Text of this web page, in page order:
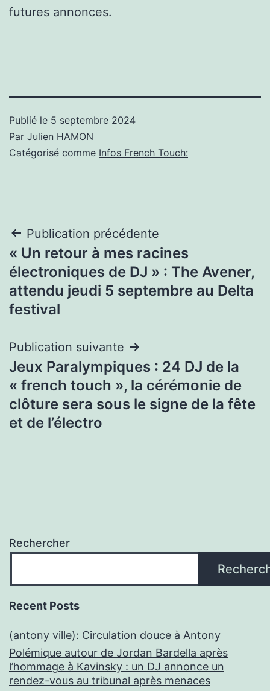
futures annonces.
Publié le 5 septembre 2024
Par Julien HAMON
Catégorisé comme Infos French Touch:
Navigation
de
l’article
Publication précédente
« Un retour à mes racines
électroniques de DJ » : The Avener,
attendu jeudi 5 septembre au Delta
festival
Publication suivante
Jeux Paralympiques : 24 DJ de la
« french touch », la cérémonie de
clôture sera sous le signe de la fête
et de l’électro
Rechercher
Recent Posts
(antony ville): Circulation douce à Antony
Polémique autour de Jordan Bardella après
l’hommage à Kavinsky : un DJ annonce un
rendez-vous au tribunal après menaces